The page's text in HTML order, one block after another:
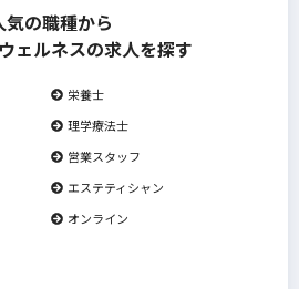
気の職種から
ェルネスの求人を探す
栄養士
理学療法士
営業スタッフ
エステティシャン
オンライン